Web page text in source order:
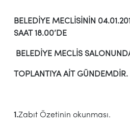
BELEDİYE MECLİSİNİN
SAAT 18.00’DE
BELEDİYE MECLİS
TOPLANTIYA AİT GÜNDEMDİR.
1.Zabıt Özetinin okunması.